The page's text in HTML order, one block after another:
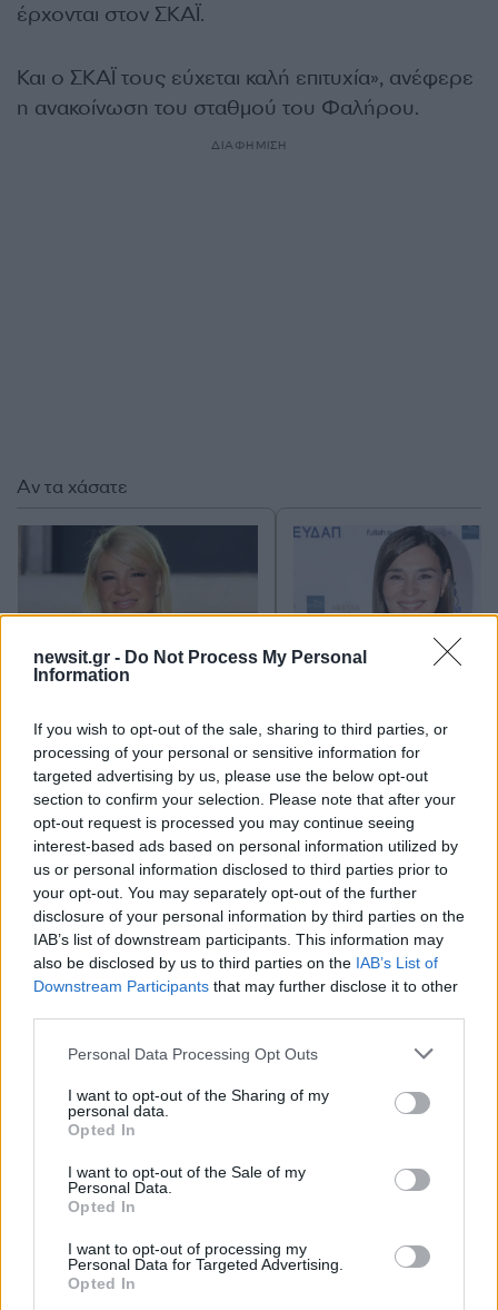
newsit.gr - Do Not Process My Personal
Information
If you wish to opt-out of the sale, sharing to third parties, or
processing of your personal or sensitive information for
targeted advertising by us, please use the below opt-out
section to confirm your selection. Please note that after your
opt-out request is processed you may continue seeing
interest-based ads based on personal information utilized by
us or personal information disclosed to third parties prior to
your opt-out. You may separately opt-out of the further
disclosure of your personal information by third parties on the
IAB’s list of downstream participants. This information may
also be disclosed by us to third parties on the IAB’s List of
Downstream Participants that may further disclose it to other
Please note that this website/app uses one or more Google
not limited to your visit or usage behaviour. You may click to
grant or deny consent to Google and its third-party tags to
use your data for below specified purposes in below Google
consent section.
Personal Data Processing Opt Outs
I want to opt-out of the Sharing of my
personal data.
Opted In
I want to opt-out of the Sale of my
Personal Data.
Opted In
I want to opt-out of processing my
Personal Data for Targeted Advertising.
Opted In
έρχονται στον ΣΚΑΪ.
Και ο ΣΚΑΪ τους εύχεται καλή επιτυχία», ανέφερε
η ανακοίνωση του σταθμού του Φαλήρου.
ΔΙΑΦΗΜΙΣΗ
Σχόλια
Υποβολή σχολίου
Αν τα χάσατε
Η Φαίη Σκορδά
επιβεβαίωσε για πρώτη
φορά ότι παντρεύεται με
τον σύντροφό της,
Αλέξανδρο Αθανασιάδη
Μαρία Ναυπλιώτου:
επίμονο θαυμαστή
ένιωσα απειλή, είχα
τηλέφωνο και την
Αστυνομία»